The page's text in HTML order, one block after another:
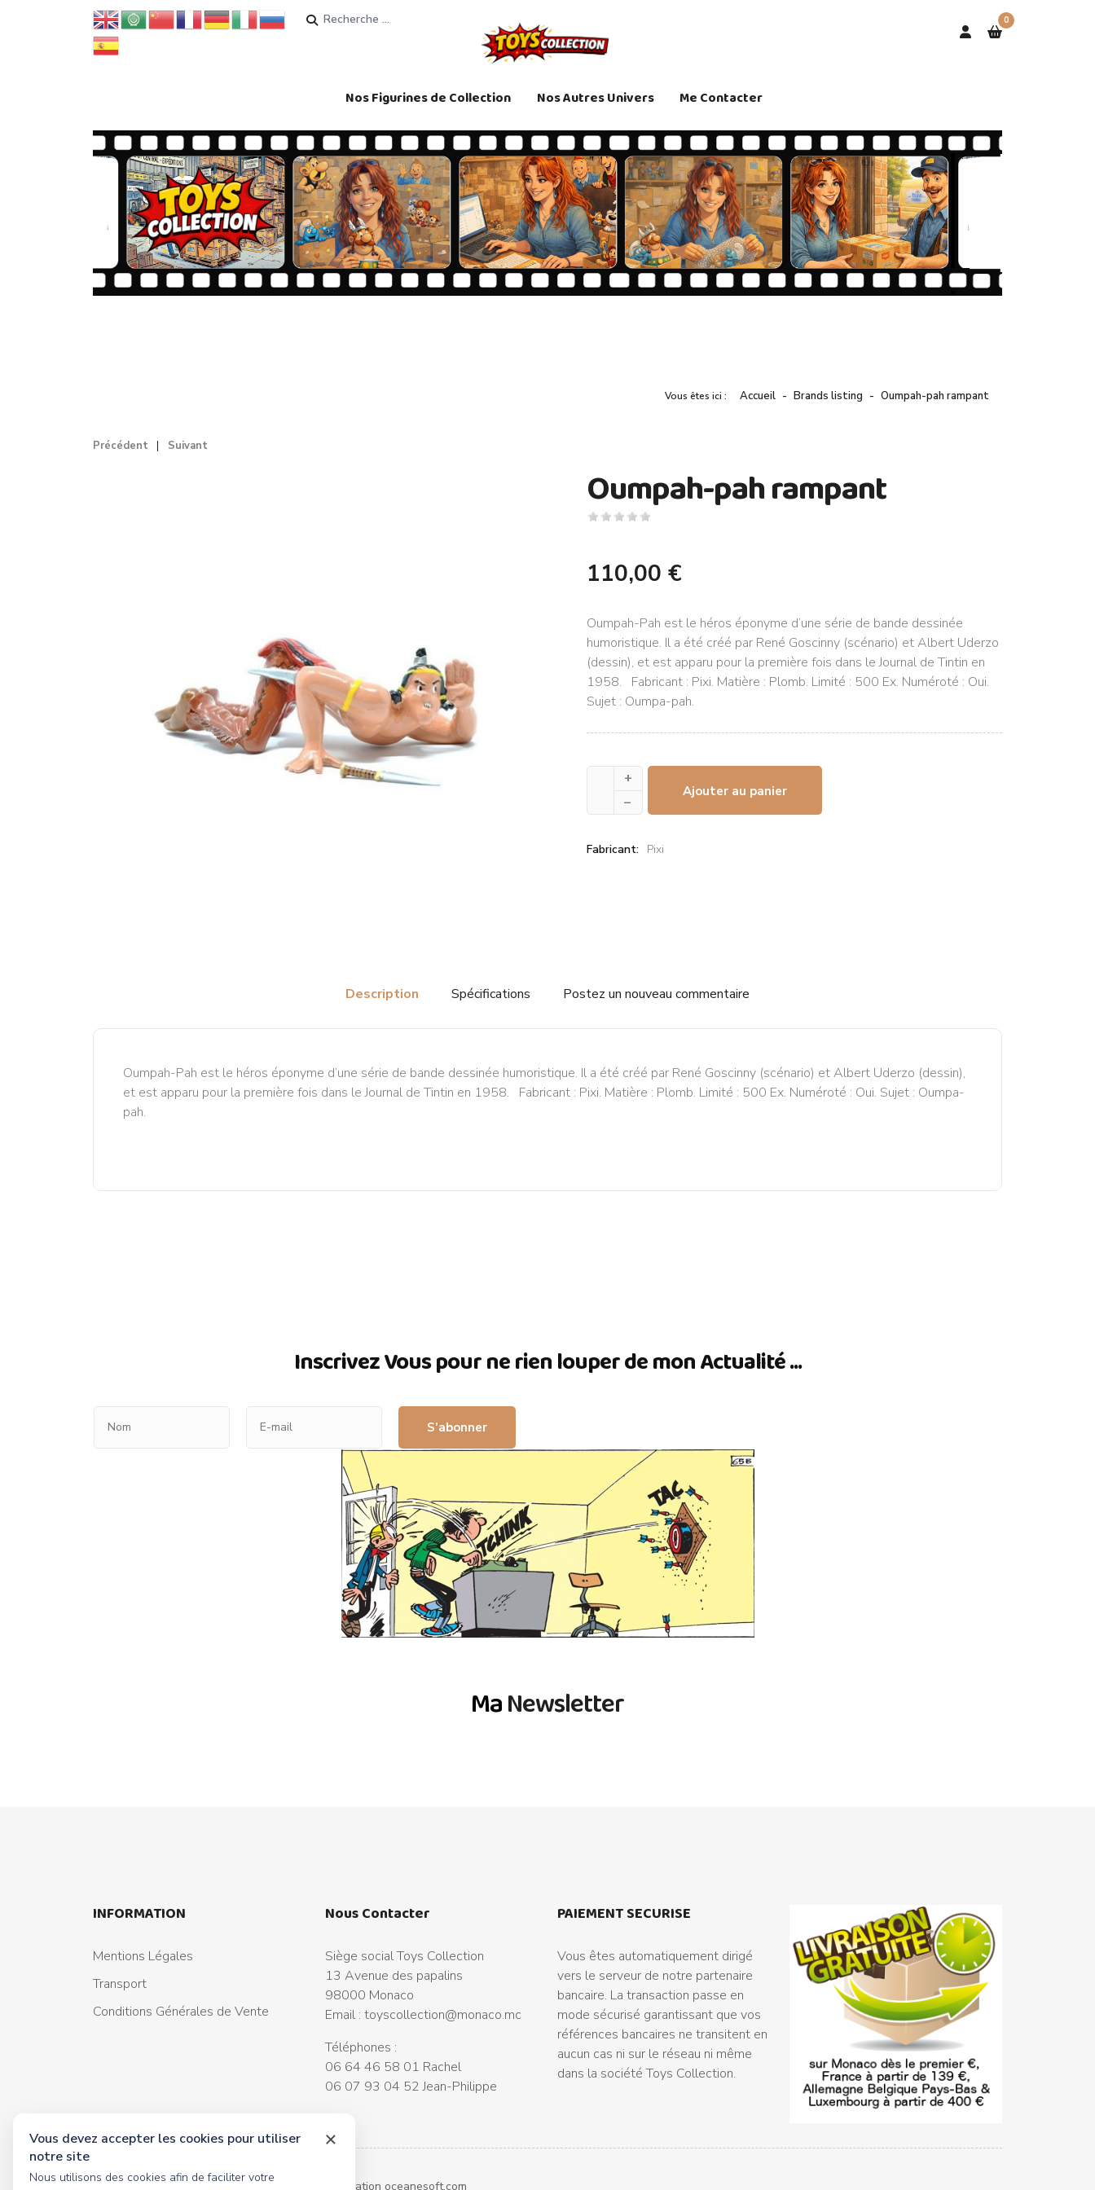
Rechercher 0
Nos Figurines de Collection Nos Autres Univers Me Contacter
Vous êtes ici : Accueil Brands listing Oumpah-pah rampant
Précédent Suivant
Oumpah-pah rampant
110,00 €
Oumpah-Pah est le héros éponyme d’une série de bande dessinée
humoristique. Il a été créé par René Goscinny (scénario) et Albert Uderzo
(dessin), et est apparu pour la première fois dans le Journal de Tintin en
1958. Fabricant : Pixi. Matière : Plomb. Limité : 500 Ex. Numéroté : Oui.
Sujet : Oumpa-pah.
+
–
Ajouter au panier
Fabricant: Pixi
Description Spécifications Postez un nouveau commentaire
Oumpah-Pah est le héros éponyme d’une série de bande dessinée humoristique. Il a été créé par René Goscinny (scénario) et Albert Uderzo (dessin),
et est apparu pour la première fois dans le Journal de Tintin en 1958. Fabricant : Pixi. Matière : Plomb. Limité : 500 Ex. Numéroté : Oui. Sujet : Oumpa-
pah.
Inscrivez Vous pour ne rien louper de mon Actualité ...
S’abonner
MaNewsletter
INFORMATION
Mentions Légales
Transport
Conditions Générales de Vente
Nous Contacter
Siège social Toys Collection
13 Avenue des papalins
98000 Monaco
Email : toyscollection@monaco.mc
Téléphones :
06 64 46 58 01 Rachel
06 07 93 04 52 Jean-Philippe
PAIEMENT SECURISE
Vous êtes automatiquement dirigé
vers le serveur de notre partenaire
bancaire. La transaction passe en
mode sécurisé garantissant que vos
références bancaires ne transitent en
aucun cas ni sur le réseau ni même
dans la société Toys Collection.
© 2026 tous droits réservés Toyscollection. Réalisation oceanesoft.com
Vous devez accepter les cookies pour utiliser
notre site
Nous utilisons des cookies afin de faciliter votre